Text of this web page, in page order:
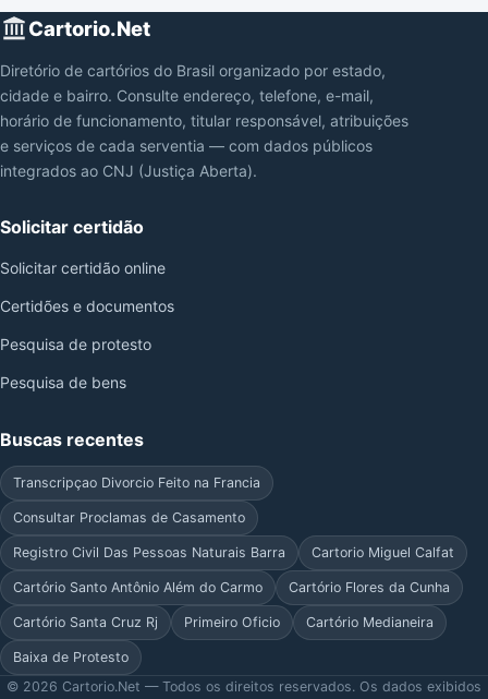
Cartorio.Net
Diretório de cartórios do Brasil organizado por estado,
cidade e bairro. Consulte endereço, telefone, e-mail,
horário de funcionamento, titular responsável, atribuições
e serviços de cada serventia — com dados públicos
integrados ao CNJ (Justiça Aberta).
Solicitar certidão
Solicitar certidão online
Certidões e documentos
Pesquisa de protesto
Pesquisa de bens
Buscas recentes
Transcripçao Divorcio Feito na Francia
Consultar Proclamas de Casamento
Registro Civil Das Pessoas Naturais Barra Cartorio Miguel Calfat
Cartório Santo Antônio Além do Carmo Cartório Flores da Cunha
Cartório Santa Cruz Rj Primeiro Oficio Cartório Medianeira
Baixa de Protesto
© 2026 Cartorio.Net — Todos os direitos reservados. Os dados exibidos